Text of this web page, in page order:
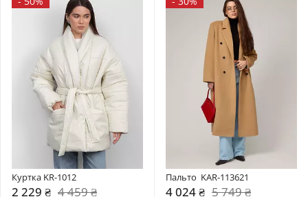
Куртка KR-1012
2 229 ₴ 4 459 ₴
Пальто  KAR-113621
4 024 ₴ 5 749 ₴